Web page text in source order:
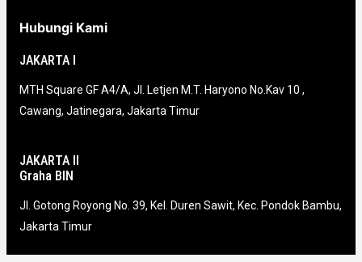
Hubungi Kami
JAKARTA I
MTH Square GF A4/A, Jl. Letjen M.T. Haryono No.Kav 10 ,
Cawang, Jatinegara, Jakarta Timur
JAKARTA II
Graha BIN
Jl. Gotong Royong No. 39, Kel. Duren Sawit, Kec. Pondok Bambu,
Jakarta Timur